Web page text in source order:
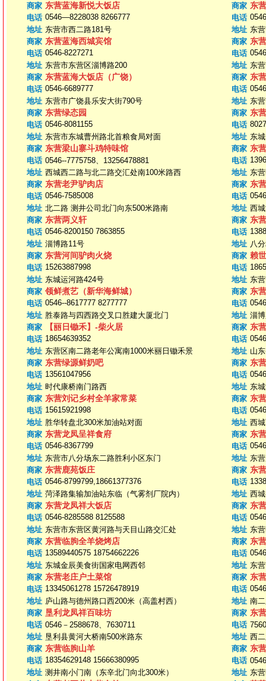
商家 东营蓝海新悦大饭店
电话 0546—8228038 8266777
地址 东营市西二路181号
商家 东
电话
地址 东
商家 东营蓝海西城宾馆
电话 0546-8227271
地址 东营市东营区淄博路200
商家 东
电话
地址 东
商家 东营蓝海大饭店（广饶）
电话 0546-6689777
地址 东营市广饶县乐安大街790号
商家 东
电话
地址 东
商家 东营绿态园
电话 0546-8081155
地址 东营市东城曹州路北首粮食局对面
商家 东
电话
地址 东
商家 东营梁山寨斗鸡特味馆
电话 0546--7775758、13256478881
地址 西城西二路与北二路交汇处南100米路西
商家 东
电话
地址 东
商家 东营老尹驴肉店
电话 0546-7585008
地址 北二路 测井公司北门向东500米路南
商家 东
电话
地址 西
商家 东营两义轩
电话 0546-8200150 7863855
地址 淄博路11号
商家 东
电话
地址 八
商家 东营河间驴肉火烧
电话 15263887998
地址 东城运河路424号
商家 赖
电话
地址 东
商家 领鲜煮艺（新华海鲜城）
电话 0546--8617777 8277777
地址 胜泰路与四西路交叉口胜建大厦北门
商家 东
电话
地址 淄
商家
【丽日锄禾】-柴火居
电话 18654639352
地址 东营区南二路老年公寓南1000米丽日锄禾景
商家 东
电话
地址 山
商家 东营绿源鲜奶吧
电话 13561047956
地址 时代康桥南门路西
商家 东
电话
地址 东
商家 东营刘记乡村全羊家常菜
电话 15615921998
地址 胜华转盘北300米加油站对面
商家 东
电话
地址 西
商家 东营龙凤呈祥食府
电话 0546-8367799
地址 东营市八分场东二路胜利小区东门
商家 东
电话
地址 东
商家 东营鹿苑饭庄
电话 0546-8799799,18661377376
地址 菏泽路集输加油站东临（气雾剂厂院内）
商家 东
电话
地址 西
商家 东营龙凤祥大饭店
电话 0546-8285588 8125588
地址 东营市东营区黄河路与天目山路交汇处
商家 东
电话
地址 东
商家 东营临朐全羊烧烤店
电话 13589440575 18754662226
地址 东城金辰美食街国家电网西邻
商家 东
电话
地址 东
商家 东营老庄户土菜馆
电话 13345061278 15726478919
地址 庐山路与德州路口西200米（高盖村西）
商家 东
电话
地址 南
商家 垦利龙凤祥百味坊
电话 0546－2588678、7630711
地址 垦利县黄河大桥南500米路东
商家 东
电话
地址 西
商家 东营临朐山羊
电话 18354629148 15666380995
地址 测井南小门南（东辛北门向北300米）
商家 东
电话
地址 东